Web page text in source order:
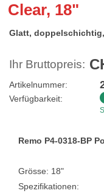
Clear, 18"
Glatt,
Ihr Bruttopreis:
Artikelnummer:
Verfügbarkeit:
Remo P4-0318-BP
Grösse: 18"
Spezifikationen: